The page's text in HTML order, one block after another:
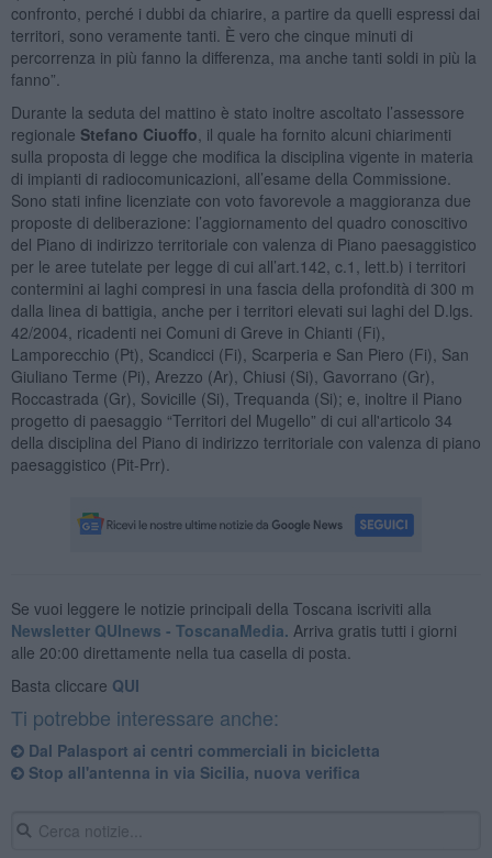
confronto, perché i dubbi da chiarire, a partire da quelli espressi dai
territori, sono veramente tanti. È vero che cinque minuti di
percorrenza in più fanno la differenza, ma anche tanti soldi in più la
fanno”.
Durante la seduta del mattino è stato inoltre ascoltato l’assessore
regionale Stefano Ciuoffo , il quale ha fornito alcuni chiarimenti
sulla proposta di legge che modifica la disciplina vigente in materia
di impianti di radiocomunicazioni, all’esame della Commissione.
Sono stati infine licenziate con voto favorevole a maggioranza due
proposte di deliberazione: l’aggiornamento del quadro conoscitivo
del Piano di indirizzo territoriale con valenza di Piano paesaggistico
per le aree tutelate per legge di cui all’art.142, c.1, lett.b) i territori
contermini ai laghi compresi in una fascia della profondità di 300 m
dalla linea di battigia, anche per i territori elevati sui laghi del D.lgs.
42/2004, ricadenti nei Comuni di Greve in Chianti (Fi),
Lamporecchio (Pt), Scandicci (Fi), Scarperia e San Piero (Fi), San
Giuliano Terme (Pi), Arezzo (Ar), Chiusi (Si), Gavorrano (Gr),
Roccastrada (Gr), Sovicille (Si), Trequanda (Si); e, inoltre il Piano
progetto di paesaggio “Territori del Mugello” di cui all'articolo 34
della disciplina del Piano di indirizzo territoriale con valenza di piano
paesaggistico (Pit-Prr).
Se vuoi leggere le notizie principali della Toscana iscriviti alla
Newsletter QUInews - ToscanaMedia. Arriva gratis tutti i giorni
alle 20:00 direttamente nella tua casella di posta.
Basta cliccare QUI
Ti potrebbe interessare anche:
​Dal Palasport ai centri commerciali in bicicletta
Stop all'antenna in via Sicilia, nuova verifica